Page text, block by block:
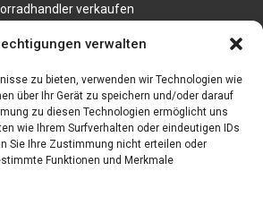
verwalten
zu bieten, verwenden wir Technologien wie
über Ihr Gerät zu speichern und/oder darauf
zu diesen Technologien ermöglicht uns
wie Ihrem Surfverhalten oder eindeutigen IDs
Sie Ihre Zustimmung nicht erteilen oder
Funktionen und Merkmale
verkaufen
vegane Schuhe zu den aktuellen Trends?